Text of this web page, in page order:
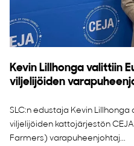
Kevin Lillhonga valittiin
viljelijöiden
SLC:n edustaja Kevin
viljelijöiden kattojärjestön
Farmers) varapuheenjohtaj...